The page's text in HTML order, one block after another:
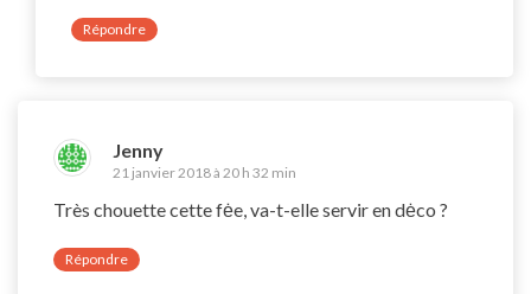
Répondre
Jenny
21 janvier 2018 à 20 h 32 min
Très chouette cette fėe, va-t-elle servir en dėco ?
Répondre